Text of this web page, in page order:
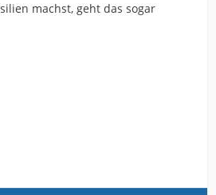
machst, geht das sogar